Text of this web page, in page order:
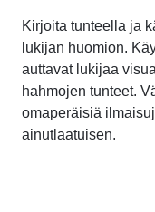
Kirjoita tunteella ja
lukijan huomion.
auttavat lukijaa
hahmojen tunteet.
omaperäisiä
ainutlaatuisen.